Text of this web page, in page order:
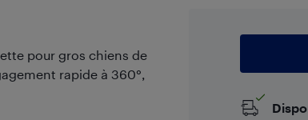
pour gros chiens de
rapide à 360°,